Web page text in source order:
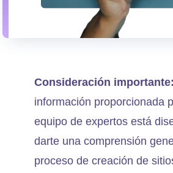
Consideración importante:
información proporcionada
equipo de expertos está
darte una comprensión
proceso de creación de